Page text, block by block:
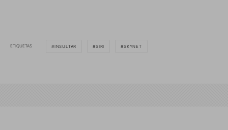
ETIQUETAS INSULTAR SIRI SKYNET